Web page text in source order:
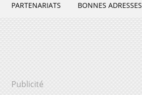
PARTENARIATS BONNES ADRESSES
Publicité